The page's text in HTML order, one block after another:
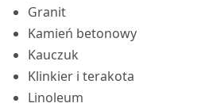
Granit
Kamień betonowy
Kauczuk
Klinkier i terakota
Linoleum